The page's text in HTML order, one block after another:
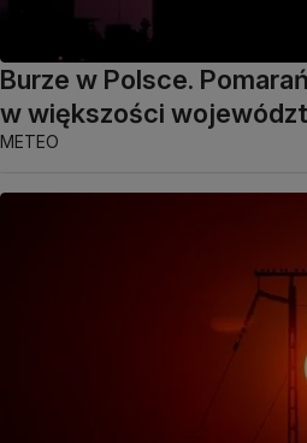
Burze w Polsce.
w większości
METEO